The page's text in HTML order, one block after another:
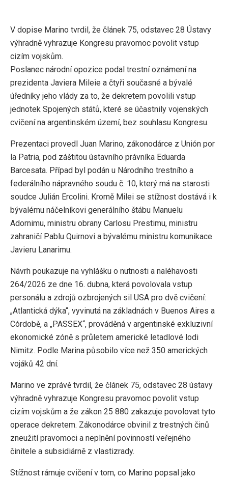
V dopise Marino tvrdil, že článek 75, odstavec 28 Ústavy
výhradně vyhrazuje Kongresu pravomoc povolit vstup
cizím vojskům.
Poslanec národní opozice podal trestní oznámení na
prezidenta Javiera Mileie a čtyři současné a bývalé
úředníky jeho vlády za to, že dekretem povolili vstup
jednotek Spojených států, které se účastnily vojenských
cvičení na argentinském území, bez souhlasu Kongresu.
Prezentaci provedl Juan Marino, zákonodárce z Unión por
la Patria, pod záštitou ústavního právníka Eduarda
Barcesata. Případ byl podán u Národního trestního a
federálního nápravného soudu č. 10, který má na starosti
soudce Julián Ercolini. Kromě Milei se stížnost dostává i k
bývalému náčelníkovi generálního štábu Manuelu
Adornimu, ministru obrany Carlosu Prestimu, ministru
zahraničí Pablu Quirnovi a bývalému ministru komunikace
Javieru Lanarimu.
Návrh poukazuje na vyhlášku o nutnosti a naléhavosti
264/2026 ze dne 16. dubna, která povolovala vstup
personálu a zdrojů ozbrojených sil USA pro dvě cvičení:
„Atlantická dýka“, vyvinutá na základnách v Buenos Aires a
Córdobě, a „PASSEX“, prováděná v argentinské exkluzivní
ekonomické zóně s průletem americké letadlové lodi
Nimitz. Podle Marina působilo více než 350 amerických
vojáků 42 dní.
Marino ve zprávě tvrdil, že článek 75, odstavec 28 ústavy
výhradně vyhrazuje Kongresu pravomoc povolit vstup
cizím vojskům a že zákon 25 880 zakazuje povolovat tyto
operace dekretem. Zákonodárce obvinil z trestných činů
zneužití pravomoci a neplnění povinností veřejného
činitele a subsidiárně z vlastizrady.
Stížnost rámuje cvičení v tom, co Marino popsal jako